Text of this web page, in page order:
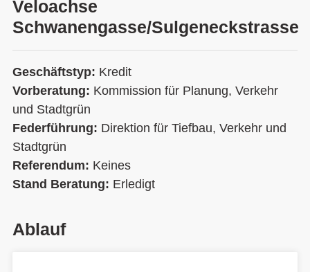
Veloachse
Schwanengasse/Sulgeneckstrasse
Geschäftstyp: Kredit
Vorberatung: Kommission für Planung, Verkehr
und Stadtgrün
Federführung: Direktion für Tiefbau, Verkehr und
Stadtgrün
Referendum: Keines
Stand Beratung: Erledigt
Ablauf